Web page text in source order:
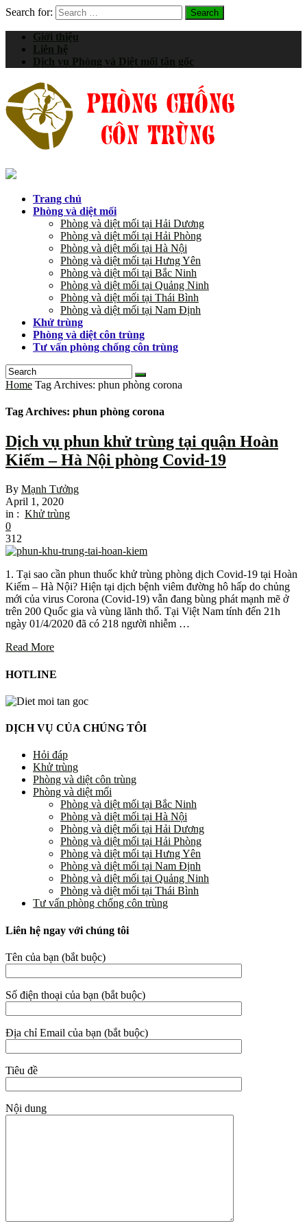
Search for:
Giới thiệu
Liên hệ
Dịch vụ Phòng và Diệt mối tận gốc
Trang chủ
Phòng và diệt mối
Phòng và diệt mối tại Hải Dương
Phòng và diệt mối tại Hải Phòng
Phòng và diệt mối tại Hà Nội
Phòng và diệt mối tại Hưng Yên
Phòng và diệt mối tại Bắc Ninh
Phòng và diệt mối tại Quảng Ninh
Phòng và diệt mối tại Thái Bình
Phòng và diệt mối tại Nam Định
Khử trùng
Phòng và diệt côn trùng
Tư vấn phòng chống côn trùng
Home Tag Archives: phun phòng corona
Tag Archives: phun phòng corona
Dịch vụ phun khử trùng tại quận Hoàn
Kiếm – Hà Nội phòng Covid-19
By Mạnh Tưởng
April 1, 2020
in : Khử trùng
0
312
1. Tại sao cần phun thuốc khử trùng phòng dịch Covid-19 tại Hoàn
Kiếm – Hà Nội? Hiện tại dịch bệnh viêm đường hô hấp do chủng
mới của virus Corona (Covid-19) vẫn đang bùng phát mạnh mẽ ở
trên 200 Quốc gia và vùng lãnh thổ. Tại Việt Nam tính đến 21h
ngày 01/4/2020 đã có 218 người nhiễm …
Read More
HOTLINE
DỊCH VỤ CỦA CHÚNG TÔI
Hỏi đáp
Khử trùng
Phòng và diệt côn trùng
Phòng và diệt mối
Phòng và diệt mối tại Bắc Ninh
Phòng và diệt mối tại Hà Nội
Phòng và diệt mối tại Hải Dương
Phòng và diệt mối tại Hải Phòng
Phòng và diệt mối tại Hưng Yên
Phòng và diệt mối tại Nam Định
Phòng và diệt mối tại Quảng Ninh
Phòng và diệt mối tại Thái Bình
Tư vấn phòng chống côn trùng
Liên hệ ngay với chúng tôi
Tên của bạn (bắt buộc)
Số điện thoại của bạn (bắt buộc)
Địa chỉ Email của bạn (bắt buộc)
Tiêu đề
Nội dung